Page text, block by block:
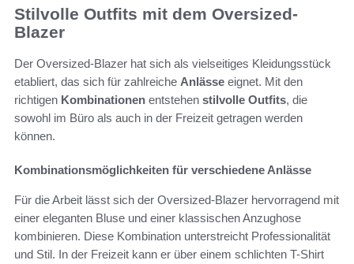
Stilvolle Outfits mit dem Oversized-
Blazer
Der Oversized-Blazer hat sich als vielseitiges Kleidungsstück
etabliert, das sich für zahlreiche Anlässe eignet. Mit den
richtigen Kombinationen entstehen stilvolle Outfits, die
sowohl im Büro als auch in der Freizeit getragen werden
können.
Kombinationsmöglichkeiten für verschiedene Anlässe
Für die Arbeit lässt sich der Oversized-Blazer hervorragend mit
einer eleganten Bluse und einer klassischen Anzughose
kombinieren. Diese Kombination unterstreicht Professionalität
und Stil. In der Freizeit kann er über einem schlichten T-Shirt